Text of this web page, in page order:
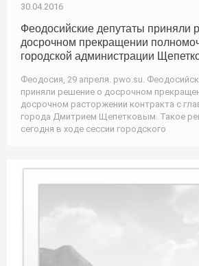
30.04.2016
Феодосийские депутаты приняли
досрочном прекращении
городской администрации
Феодосия, 29 апреля. pwo.su.
приняли решение о досрочном
досрочном расторжении контракта с
города Дмитрием Щепетковым. Такое
сегодня в ходе сессии городского